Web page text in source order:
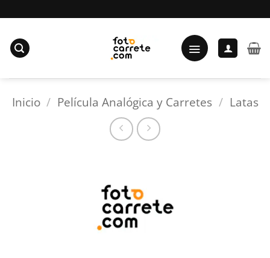
al
contenido
Inicio / Película Analógica y Carretes / Latas